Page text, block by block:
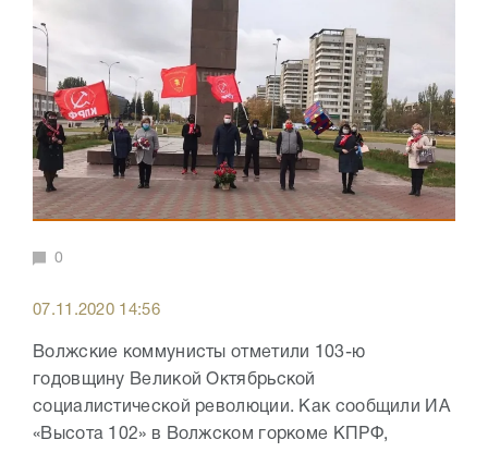
0
07.11.2020 14:56
Волжские коммунисты отметили 103-ю
годовщину Великой Октябрьской
социалистической революции. Как сообщили ИА
«Высота 102» в Волжском горкоме КПРФ,